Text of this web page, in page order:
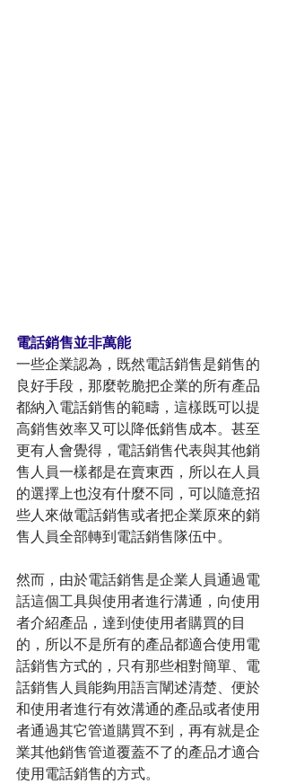
電話銷售並非萬能
一些企業認為，既然電話銷售是銷售的
良好手段，那麼乾脆把企業的所有產品
都納入電話銷售的範疇，這樣既可以提
高銷售效率又可以降低銷售成本。甚至
更有人會覺得，電話銷售代表與其他銷
售人員一樣都是在賣東西，所以在人員
的選擇上也沒有什麼不同，可以隨意招
些人來做電話銷售或者把企業原來的銷
售人員全部轉到電話銷售隊伍中。
然而，由於電話銷售是企業人員通過電
話這個工具與使用者進行溝通，向使用
者介紹產品，達到使使用者購買的目
的，所以不是所有的產品都適合使用電
話銷售方式的，只有那些相對簡單、電
話銷售人員能夠用語言闡述清楚、便於
和使用者進行有效溝通的產品或者使用
者通過其它管道購買不到，再有就是企
業其他銷售管道覆蓋不了的產品才適合
使用電話銷售的方式。